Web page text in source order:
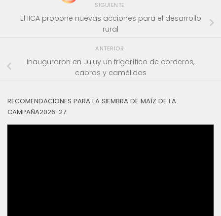
SIGUIENTE
El IICA propone nuevas acciones para el desarrollo
rural
ANTERIOR
Inauguraron en Jujuy un frigorífico de corderos,
cabras y camélidos
RECOMENDACIONES PARA LA SIEMBRA DE MAÍZ DE LA
CAMPAÑA2026-27